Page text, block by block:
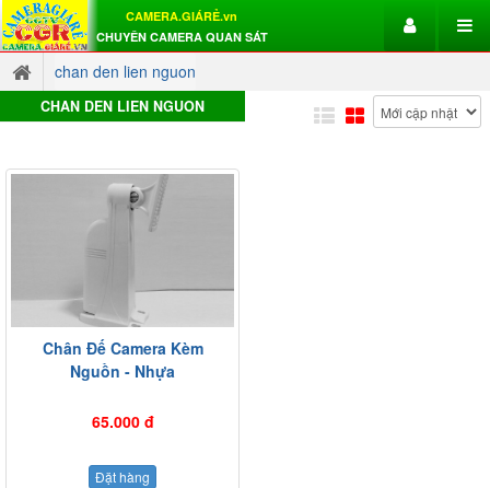
CAMERA.GIÁRẺ.vn
CHUYÊN CAMERA QUAN SÁT
chan den lien nguon
CHAN DEN LIEN NGUON
Chân Đế Camera Kèm
Nguồn - Nhựa
65.000 đ
Đặt hàng